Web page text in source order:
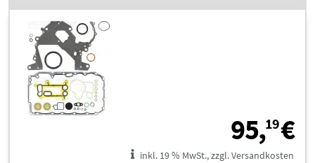
95,19€
inkl. 19 % MwSt., zzgl. Versandkosten